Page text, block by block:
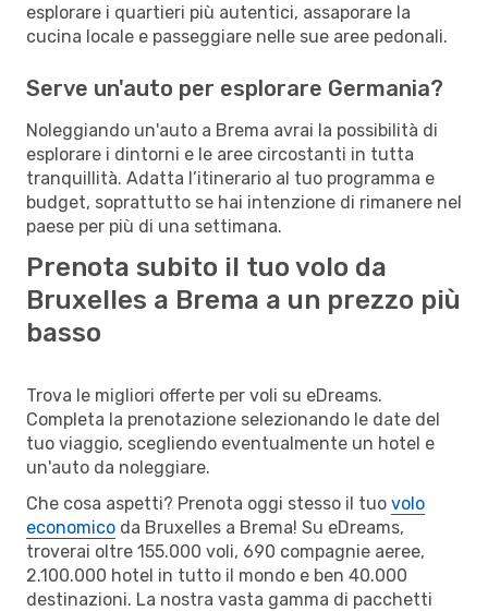
esplorare i quartieri più autentici, assaporare la
cucina locale e passeggiare nelle sue aree pedonali.
Serve un'auto per esplorare Germania?
Noleggiando un'auto a Brema avrai la possibilità di
esplorare i dintorni e le aree circostanti in tutta
tranquillità. Adatta l’itinerario al tuo programma e
budget, soprattutto se hai intenzione di rimanere nel
paese per più di una settimana.
Prenota subito il tuo volo da
Bruxelles a Brema a un prezzo più
basso
Trova le migliori offerte per voli su eDreams.
Completa la prenotazione selezionando le date del
tuo viaggio, scegliendo eventualmente un hotel e
un'auto da noleggiare.
Che cosa aspetti? Prenota oggi stesso il tuo volo
economico da Bruxelles a Brema! Su eDreams,
troverai oltre 155.000 voli, 690 compagnie aeree,
2.100.000 hotel in tutto il mondo e ben 40.000
destinazioni. La nostra vasta gamma di pacchetti